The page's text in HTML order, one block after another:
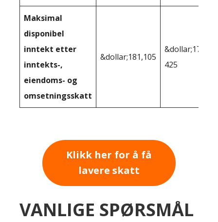
Maksimal
disponibel
inntekt etter
inntekts-,
eiendoms- og
omsetningsskatt
&dollar;181,105
&dollar;178
425
Klikk her for å få
lavere skatt
VANLIGE SPØRSMÅL